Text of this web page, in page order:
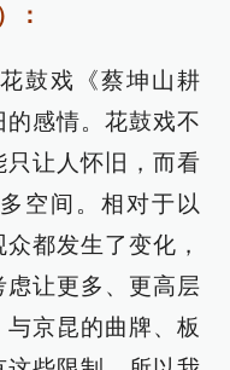
：
鼓戏《蔡坤山耕
的感情。花鼓戏不
让人怀旧，而看
空间。相对于以
都发生了变化，
虑让更多、更高层
京昆的曲牌、板